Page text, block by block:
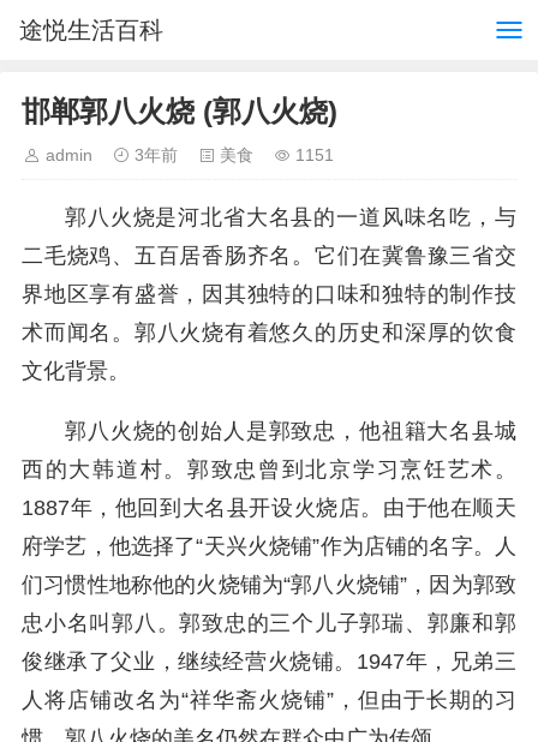
途悦生活百科
邯郸郭八火烧 (郭八火烧)
admin 3年前 美食 1151
郭八火烧是河北省大名县的一道风味名吃，与
二毛烧鸡、五百居香肠齐名。它们在冀鲁豫三省交
界地区享有盛誉，因其独特的口味和独特的制作技
术而闻名。郭八火烧有着悠久的历史和深厚的饮食
文化背景。
郭八火烧的创始人是郭致忠，他祖籍大名县城
西的大韩道村。郭致忠曾到北京学习烹饪艺术。
1887年，他回到大名县开设火烧店。由于他在顺天
府学艺，他选择了“天兴火烧铺”作为店铺的名字。人
们习惯性地称他的火烧铺为“郭八火烧铺”，因为郭致
忠小名叫郭八。郭致忠的三个儿子郭瑞、郭廉和郭
俊继承了父业，继续经营火烧铺。1947年，兄弟三
人将店铺改名为“祥华斋火烧铺”，但由于长期的习